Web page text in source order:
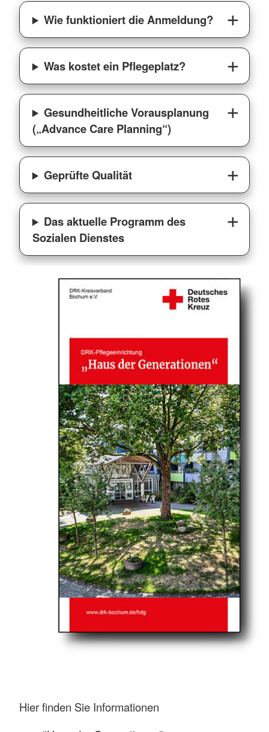
Wie funktioniert die Anmeldung?
Was kostet ein Pflegeplatz?
Gesundheitliche Vorausplanung
(„Advance Care Planning“)
Geprüfte Qualität
Das aktuelle Programm des
Sozialen Dienstes
Hier finden Sie Informationen